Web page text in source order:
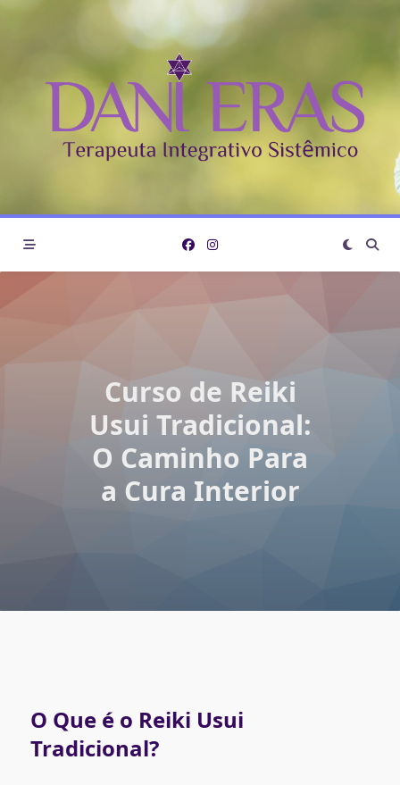
Curso de Reiki
Usui Tradicional:
O Caminho Para
a Cura Interior
O Que é o Reiki Usui
Tradicional?